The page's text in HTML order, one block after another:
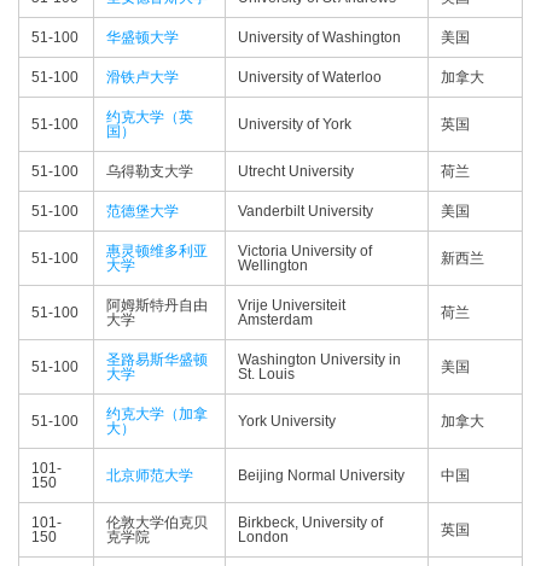
51-100 华盛顿大学 University of Washington 美国
51-100 滑铁卢大学 University of Waterloo 加拿大
51-100
约克大学（英
国）
University of York 英国
51-100 乌得勒支大学 Utrecht University 荷兰
51-100 范德堡大学 Vanderbilt University 美国
51-100
惠灵顿维多利亚
大学
Victoria University of
Wellington
新西兰
51-100
阿姆斯特丹自由
大学
Vrije Universiteit
Amsterdam
荷兰
51-100
圣路易斯华盛顿
大学
Washington University in
St. Louis
美国
51-100
约克大学（加拿
大）
York University 加拿大
101-
150
北京师范大学 Beijing Normal University 中国
101-
150
伦敦大学伯克贝
克学院
Birkbeck, University of
London
英国